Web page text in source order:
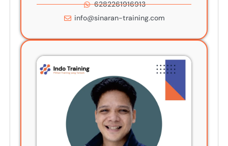
6282261916913
info@sinaran-training.com